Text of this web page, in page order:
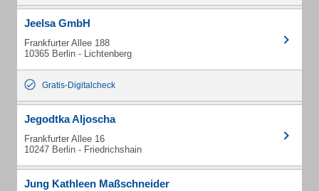
Jeelsa GmbH
Frankfurter Allee 188
10365 Berlin - Lichtenberg
Gratis-Digitalcheck
Jegodtka Aljoscha
Frankfurter Allee 16
10247 Berlin - Friedrichshain
Jung Kathleen Maßschneider